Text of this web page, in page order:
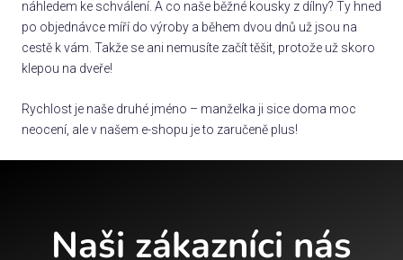
náhledem ke schválení. A co naše běžné kousky z dílny? Ty hned
po objednávce míří do výroby a během dvou dnů už jsou na
cestě k vám. Takže se ani nemusíte začít těšit, protože už skoro
klepou na dveře!
Rychlost je naše druhé jméno – manželka ji sice doma moc
neocení, ale v našem e-shopu je to zaručeně plus!
Naši zákazníci nás